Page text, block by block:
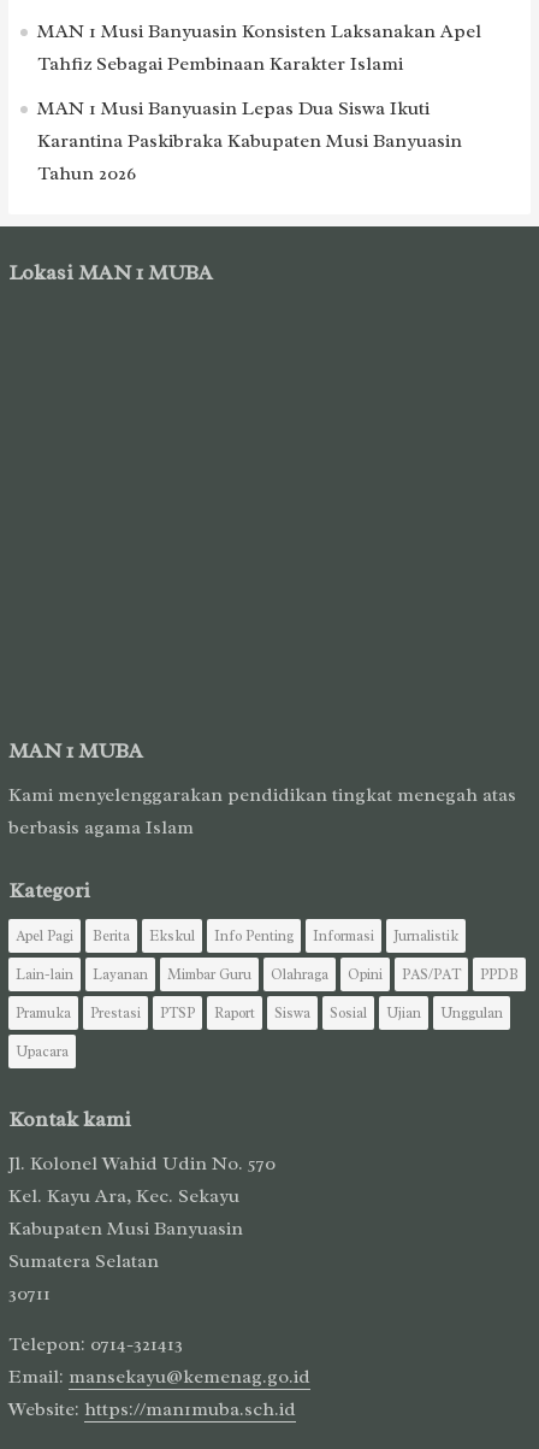
MAN 1 Musi Banyuasin Konsisten Laksanakan Apel
Tahfiz Sebagai Pembinaan Karakter Islami
MAN 1 Musi Banyuasin Lepas Dua Siswa Ikuti
Karantina Paskibraka Kabupaten Musi Banyuasin
Tahun 2026
Lokasi MAN 1 MUBA
MAN 1 MUBA
Kami menyelenggarakan pendidikan tingkat menegah atas
berbasis agama Islam
Kategori
Apel Pagi Berita Ekskul Info Penting Informasi
Jurnalistik
Lain-lain
Layanan Mimbar Guru Olahraga Opini PAS/PAT
PPDB
Pramuka
Prestasi PTSP Raport Siswa Sosial Ujian
Unggulan
Upacara
Kontak kami
Jl. Kolonel Wahid Udin No. 570
Kel. Kayu Ara, Kec. Sekayu
Kabupaten Musi Banyuasin
Sumatera Selatan
30711
Telepon: 0714-321413
Email: mansekayu@kemenag.go.id
Website: https://man1muba.sch.id